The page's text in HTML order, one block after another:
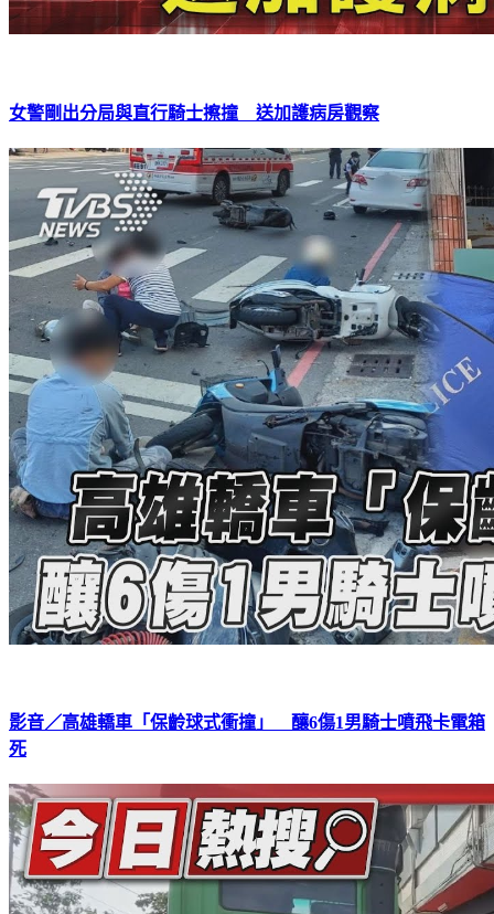
女警剛出分局與直行騎士擦撞 送加護病房觀察
影音／高雄轎車「保齡球式衝撞」 釀6傷1男騎士噴飛卡電箱
死